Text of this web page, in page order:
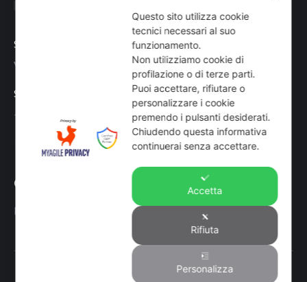
Sede
Via Busano, 56, Favria (TO)
Supporto Tecnico
+39 0124 34071
Find us on:
Mail
Orari
Lun-Ven: 8-12:30 14-19 Sab: 8-12:30
© O.R.N. srl IT07186620014 Rea Tutti i diritti riservati
Questo sito utilizza cookie
tecnici necessari al suo
funzionamento.
Non utilizziamo cookie di
profilazione o di terze parti.
Puoi accettare, rifiutare o
personalizzare i cookie
premendo i pulsanti desiderati.
Chiudendo questa informativa
continuerai senza accettare.
Accetta
Rifiuta
Personalizza